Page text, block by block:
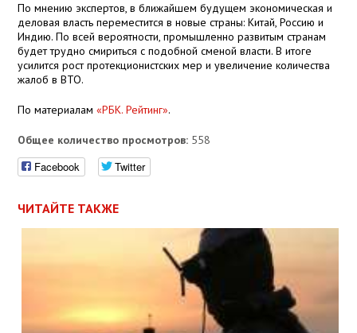
По мнению экспертов, в ближайшем будущем экономическая и
деловая власть переместится в новые страны: Китай, Россию и
Индию. По всей вероятности, промышленно развитым странам
будет трудно смириться с подобной сменой власти. В итоге
усилится рост протекционистских мер и увеличение количества
жалоб в ВТО.
По материалам«РБК. Рейтинг».
Общее количество просмотров: 558
Facebook Twitter
ЧИТАЙТЕ ТАКЖЕ